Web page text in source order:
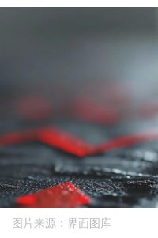
图片来源：界面图库